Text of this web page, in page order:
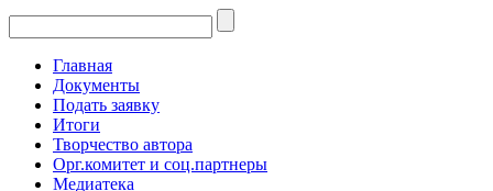
Главная
Документы
Подать заявку
Итоги
Творчество автора
Орг.комитет и соц.партнеры
Медиатека